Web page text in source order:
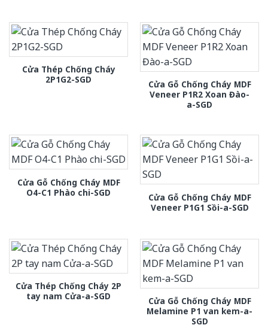
Cửa Thép Chống Cháy
2P1G2-SGD
Cửa Gỗ Chống Cháy MDF
Veneer P1R2 Xoan Đào-
a-SGD
Cửa Gỗ Chống Cháy MDF
O4-C1 Phào chi-SGD
Cửa Gỗ Chống Cháy MDF
Veneer P1G1 Sồi-a-SGD
Cửa Thép Chống Cháy 2P
tay nam Cửa-a-SGD
Cửa Gỗ Chống Cháy MDF
Melamine P1 van kem-a-
SGD